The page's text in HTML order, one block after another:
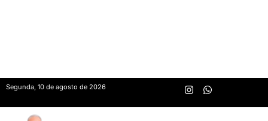
Segunda, 10 de agosto de 2026